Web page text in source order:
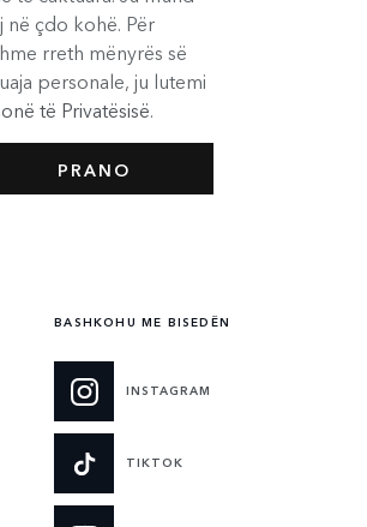
në çdo kohë. Për
rreth mënyrës së
personale, ju lutemi
të Privatësisë.
BASHKOHU ME BISEDËN
INSTAGRAM
TIKTOK